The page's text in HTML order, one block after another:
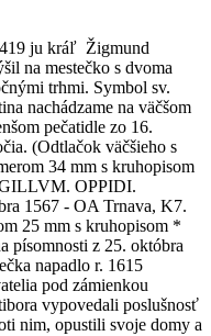
ju kráľ Žigmund
na mestečko s dvoma
trhmi. Symbol sv.
nachádzame na väčšom
pečatidle zo 16.
(Odtlačok väčšieho s
34 mm s kruhopisom
OPPIDI.
1567 - OA Trnava, K7.
25 mm s kruhopisom *
z 25. októbra
napadlo r. 1615
pod zámienkou
vypovedali poslušnosť
nim, opustili svoje domy a